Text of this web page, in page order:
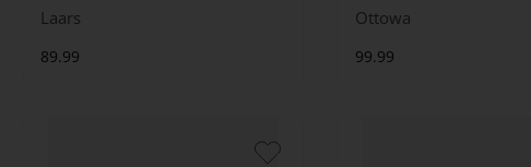
Laars
89.99
Ottowa
99.99